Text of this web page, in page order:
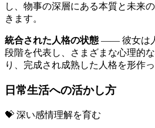
し、物事の深層にある本質と未来
きます。
統合された人格の状態 ―― 彼女は
段階を代表し、さまざまな心理的
り、完成され成熟した人格を形作っ
日常生活への活かし方
💝 深い感情理解を育む